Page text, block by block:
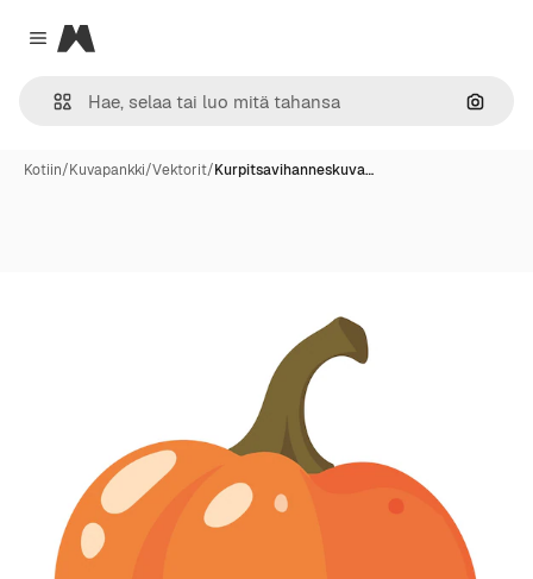
Close menu
Magnific
Hae
Kotiin/Kuvapankki/Vektorit/Kurpitsavihanneskuva…